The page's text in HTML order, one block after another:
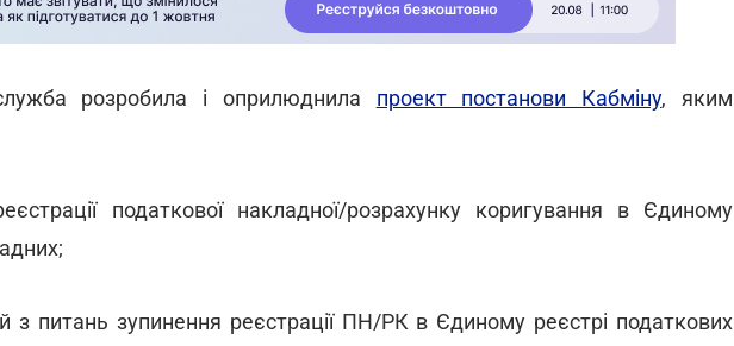
розробила і оприлюднила проект постанови Кабміну, яким
податкової накладної/розрахунку коригування в Єдиному
з питань зупинення реєстрації ПН/РК в Єдиному реєстрі податкових